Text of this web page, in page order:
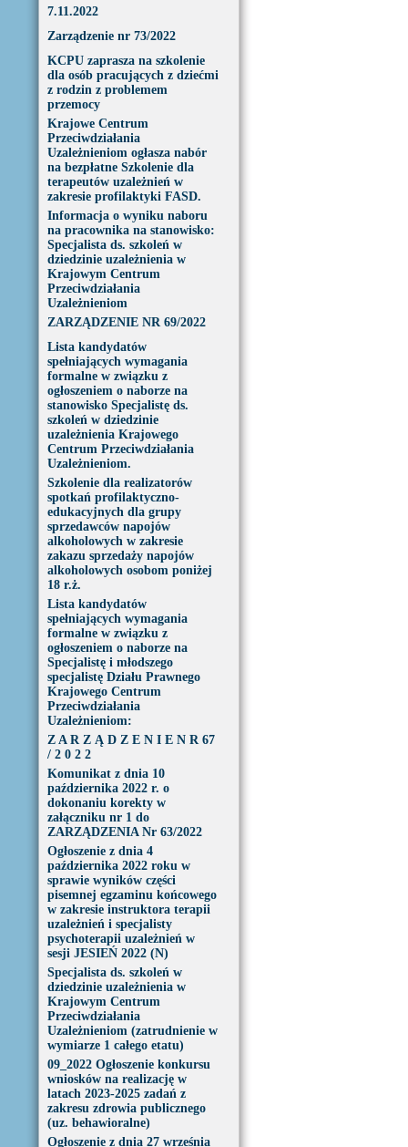
7.11.2022
Zarządzenie nr 73/2022
KCPU zaprasza na szkolenie
dla osób pracujących z dziećmi
z rodzin z problemem
przemocy
Krajowe Centrum
Przeciwdziałania
Uzależnieniom ogłasza nabór
na bezpłatne Szkolenie dla
terapeutów uzależnień w
zakresie profilaktyki FASD.
Informacja o wyniku naboru
na pracownika na stanowisko:
Specjalista ds. szkoleń w
dziedzinie uzależnienia w
Krajowym Centrum
Przeciwdziałania
Uzależnieniom
ZARZĄDZENIE NR 69/2022
Lista kandydatów
spełniających wymagania
formalne w związku z
ogłoszeniem o naborze na
stanowisko Specjalistę ds.
szkoleń w dziedzinie
uzależnienia Krajowego
Centrum Przeciwdziałania
Uzależnieniom.
Szkolenie dla realizatorów
spotkań profilaktyczno-
edukacyjnych dla grupy
sprzedawców napojów
alkoholowych w zakresie
zakazu sprzedaży napojów
alkoholowych osobom poniżej
18 r.ż.
Lista kandydatów
spełniających wymagania
formalne w związku z
ogłoszeniem o naborze na
Specjalistę i młodszego
specjalistę Działu Prawnego
Krajowego Centrum
Przeciwdziałania
Uzależnieniom:
Z A R Z Ą D Z E N I E N R 67
/ 2 0 2 2
Komunikat z dnia 10
października 2022 r. o
dokonaniu korekty w
załączniku nr 1 do
ZARZĄDZENIA Nr 63/2022
Ogłoszenie z dnia 4
października 2022 roku w
sprawie wyników części
pisemnej egzaminu końcowego
w zakresie instruktora terapii
uzależnień i specjalisty
psychoterapii uzależnień w
sesji JESIEŃ 2022 (N)
Specjalista ds. szkoleń w
dziedzinie uzależnienia w
Krajowym Centrum
Przeciwdziałania
Uzależnieniom (zatrudnienie w
wymiarze 1 całego etatu)
09_2022 Ogłoszenie konkursu
wniosków na realizację w
latach 2023-2025 zadań z
zakresu zdrowia publicznego
(uz. behawioralne)
Ogłoszenie z dnia 27 września